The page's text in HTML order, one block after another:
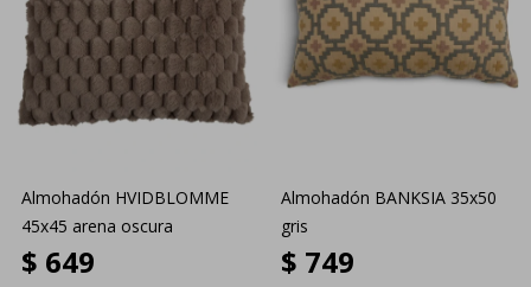
Almohadón HVIDBLOMME
45x45 arena oscura
$ 649
Almohadón BANKSIA 35x50
gris
$ 749